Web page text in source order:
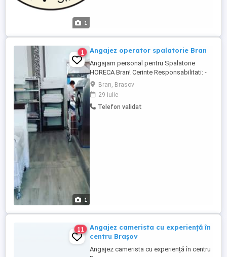
1
1
1 Angajez operator spalatorie Bran
Angajam personal pentru Spalatorie
HORECA Bran! Cerinte Responsabilitati: -
abilitati de comunicare si lucru in echipa -
atitudine pozitiva, organizare si
punctualitate - amabilitata si comunicarea
cu clientii, oferindu-le informatii si suport -
Bran, Brasov
29 iulie
Telefon validat
11
Angajez camerista cu experiență în
centru Brașov
Angajez camerista cu experiență în centru